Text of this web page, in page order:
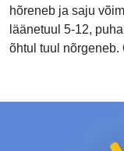
hõreneb ja saju
läänetuul 5-12,
õhtul tuul nõrgeneb.